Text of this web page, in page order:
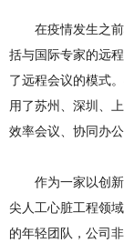
在疫情发生之
括与国际专家的远
了远程会议的模式
用了苏州、深圳、
效率会议、协同办
作为一家以创
尖人工心脏工程领
的年轻团队，公司